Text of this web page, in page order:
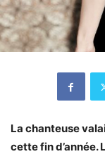
La chanteuse
cette fin d’année.